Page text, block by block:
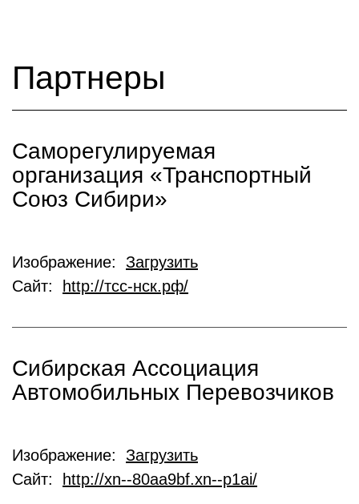
Партнеры
Саморегулируемая
организация «Транспортный
Союз Сибири»
Изображение: Загрузить
Сайт:
http://тсс-нск.рф/
Сибирская Ассоциация
Автомобильных Перевозчиков
Изображение: Загрузить
Сайт:
http://xn--80aa9bf.xn--p1ai/